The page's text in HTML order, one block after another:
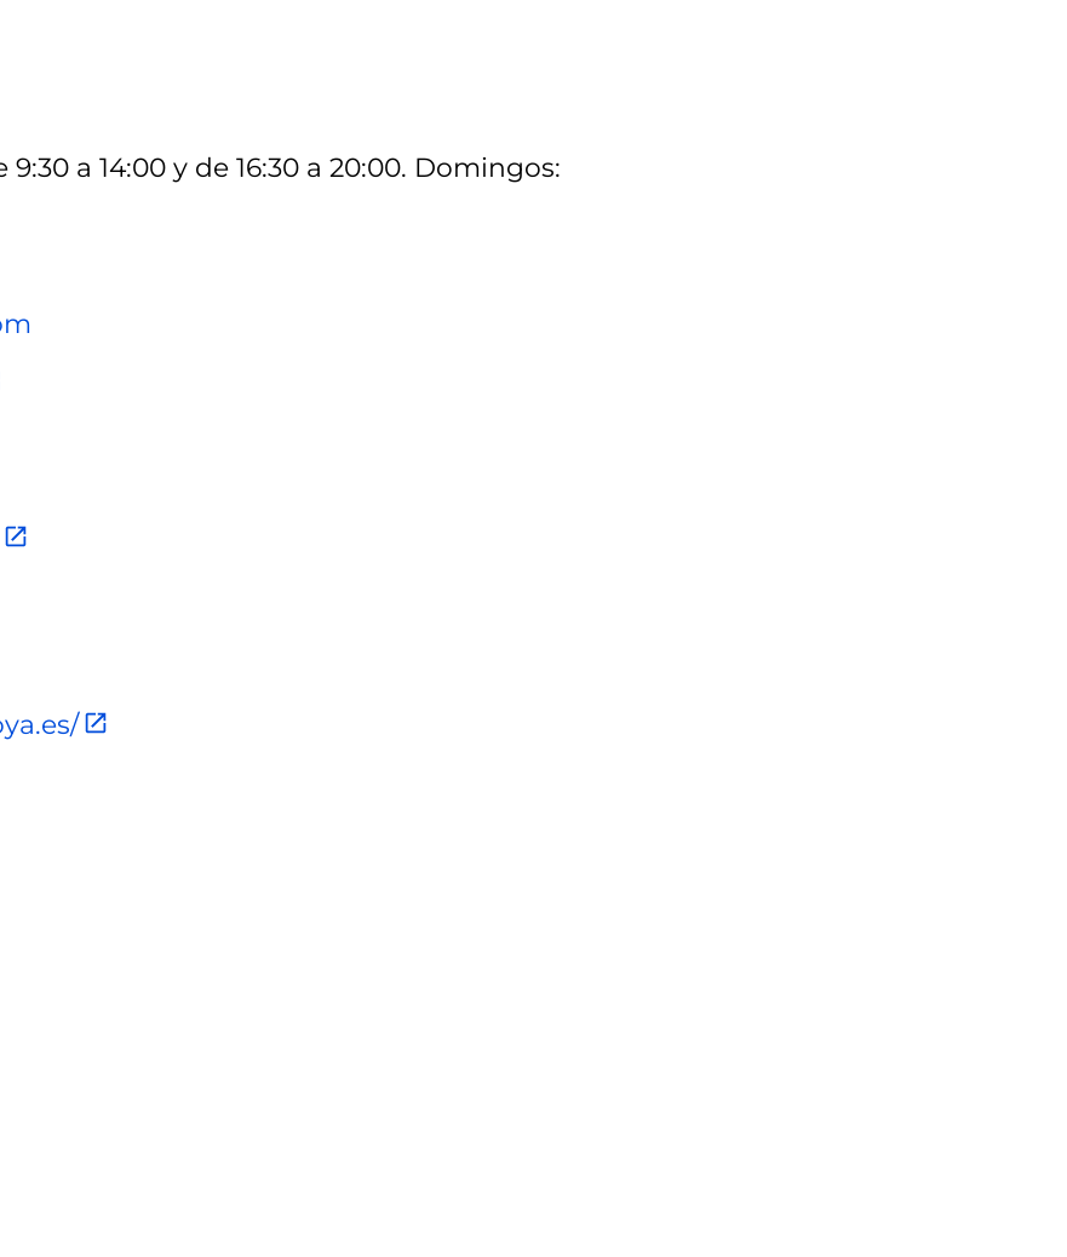
a 14:00 y de 16:30 a 20:00. Domingos: